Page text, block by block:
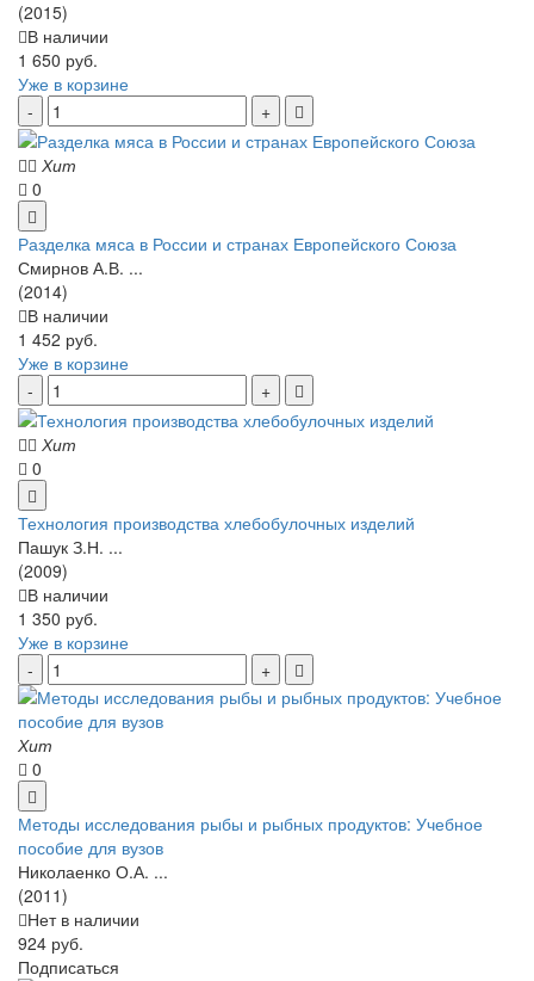
(2015)
В наличии
1 650 руб.
Уже в корзине
Хит
0
Разделка мяса в России и странах Европейского Союза
Смирнов А.В. ...
(2014)
В наличии
1 452 руб.
Уже в корзине
Хит
0
Технология производства хлебобулочных изделий
Пашук З.Н. ...
(2009)
В наличии
1 350 руб.
Уже в корзине
Хит
0
Методы исследования рыбы и рыбных продуктов: Учебное
пособие для вузов
Николаенко О.А. ...
(2011)
Нет в наличии
924 руб.
Подписаться